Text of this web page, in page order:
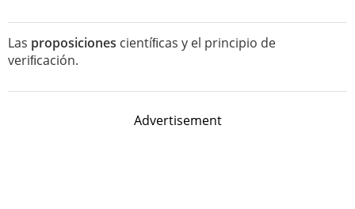
Las proposiciones cientíﬁcas y el principio de
veriﬁcación.
Advertisement